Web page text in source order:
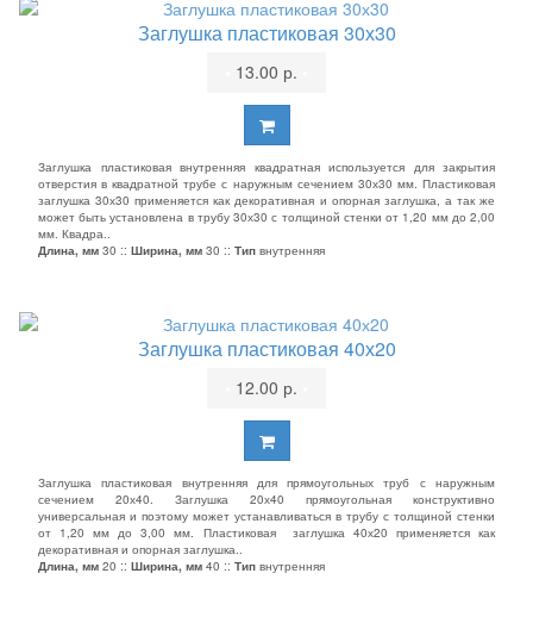
Заглушка пластиковая 30х30
13.00 р.
Заглушка пластиковая внутренняя квадратная используется для закрытия
отверстия в квадратной трубе с наружным сечением 30х30 мм. Пластиковая
заглушка 30х30 применяется как декоративная и опорная заглушка, а так же
может быть установлена в трубу 30х30 с толщиной стенки от 1,20 мм до 2,00
мм. Квадра..
Длина, мм 30 :: Ширина, мм 30 :: Тип внутренняя
Заглушка пластиковая 40х20
12.00 р.
Заглушка пластиковая внутренняя для прямоугольных труб с наружным
сечением 20х40. Заглушка 20х40 прямоугольная конструктивно
универсальная и поэтому может устанавливаться в трубу с толщиной стенки
от 1,20 мм до 3,00 мм. Пластиковая заглушка 40х20 применяется как
декоративная и опорная заглушка..
Длина, мм 20 :: Ширина, мм 40 :: Тип внутренняя